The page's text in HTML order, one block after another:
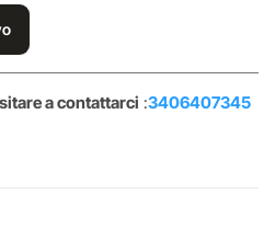
a contattarci :3406407345